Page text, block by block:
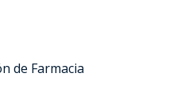
de Farmacia